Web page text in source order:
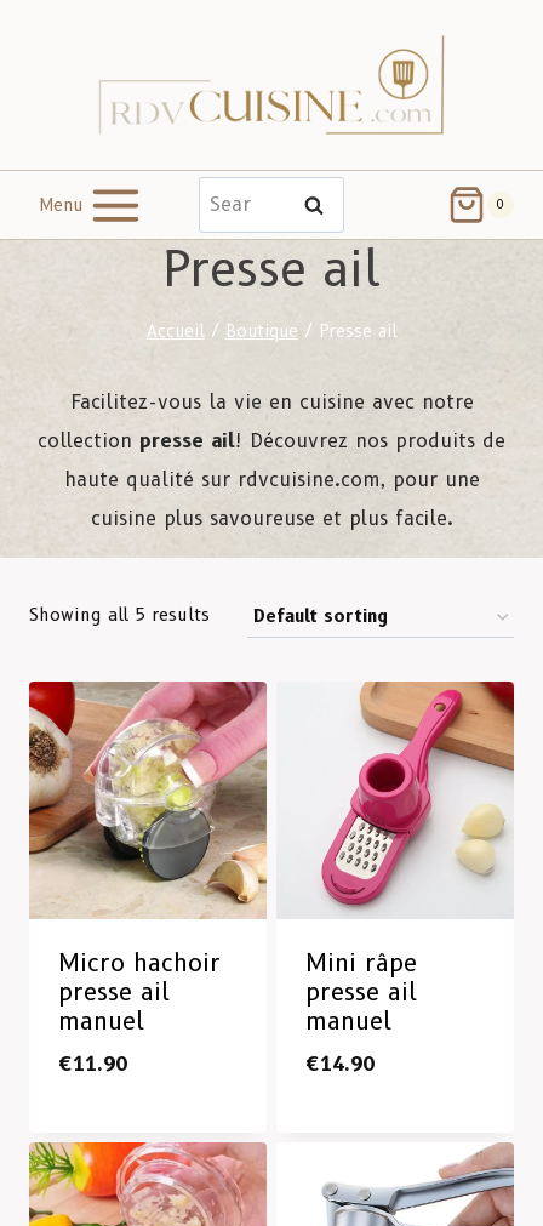
Menu Search 0
Presse ail
Accueil / Boutique / Presse ail
Facilitez-vous la vie en cuisine avec notre
collection presse ail! Découvrez nos produits de
haute qualité sur rdvcuisine.com, pour une
cuisine plus savoureuse et plus facile.
Showing all 5 results
Micro hachoir
presse ail
manuel
€11.90
Mini râpe
presse ail
manuel
€14.90